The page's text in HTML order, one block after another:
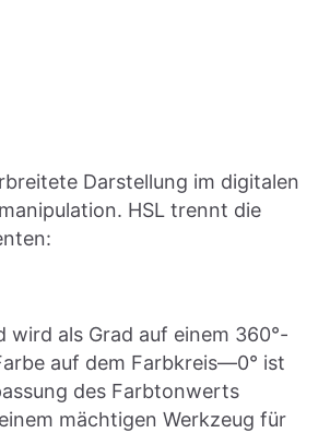
Darstellung im digitalen
HSL trennt die
als Grad auf einem 360°-
auf dem Farbkreis—0° ist
des Farbtonwerts
mächtigen Werkzeug für